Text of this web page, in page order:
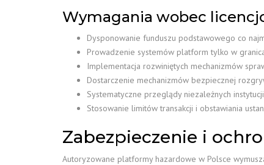
Wymagania wobec
Dysponowanie funduszu podstawowego co
Prowadzenie systemów platform tylko w
Implementacja rozwiniętych mechanizmów
Dostarczenie mechanizmów bezpiecznej
Systematyczne przeglądy niezależnych
Stosowanie limitów transakcji i obstawiania
Zabezpieczenie i
Autoryzowane platformy hazardowe w Polsce